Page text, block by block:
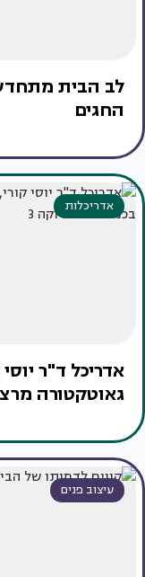
לב הבית
החגים
אדריכלות
אדריכל ד"ר
גאוטקטורה
עיצוב פנים